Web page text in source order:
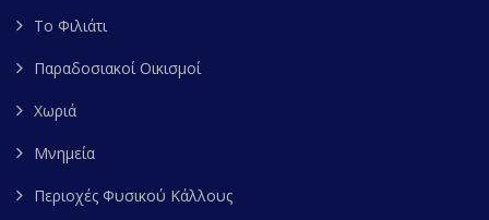
Το Φιλιάτι
Παραδοσιακοί Οικισμοί
Χωριά
Μνημεία
Περιοχές Φυσικού Κάλλους